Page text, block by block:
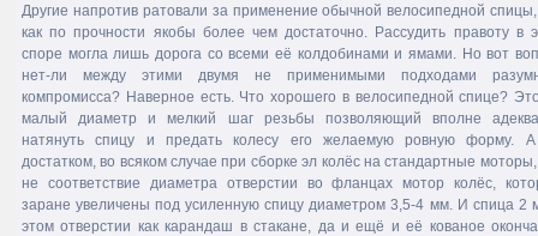
Другие напротив ратовали за применение обычной велосипедной спицы,
как по прочности якобы более чем достаточно. Рассудить правоту в
споре могла лишь дорога со всеми её колдобинами и ямами. Но вот
нет-ли между этими двумя не применимыми подходами
компромисса? Наверное есть. Что хорошего в велосипедной спице?
малый диаметр и мелкий шаг резьбы позволяющий вполне
натянуть спицу и предать колесу его желаемую ровную форму.
достатком, во всяком случае при сборке эл колёс на стандартные
не соответствие диаметра отверстии во фланцах мотор колёс,
заране увеличены под усиленную спицу диаметром 3,5-4 мм. И спица 2
этом отверстии как карандаш в стакане, да и ещё и её кованое